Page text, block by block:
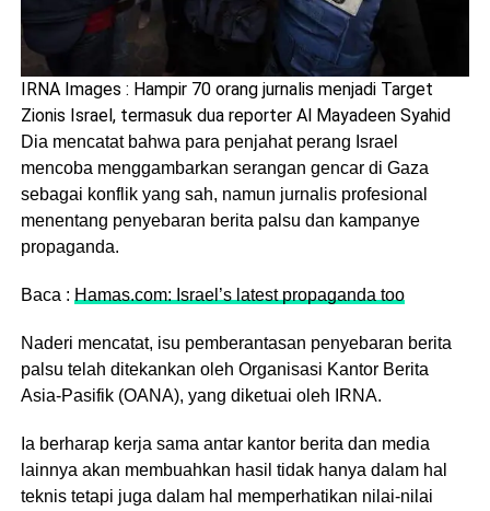
IRNA Images : Hampir 70 orang jurnalis menjadi Target
Zionis Israel, termasuk dua reporter Al Mayadeen Syahid
Dia mencatat bahwa para penjahat perang Israel
mencoba menggambarkan serangan gencar di Gaza
sebagai konflik yang sah, namun jurnalis profesional
menentang penyebaran berita palsu dan kampanye
propaganda.
Baca : Hamas.com: Israel’s latest propaganda too
Naderi mencatat, isu pemberantasan penyebaran berita
palsu telah ditekankan oleh Organisasi Kantor Berita
Asia-Pasifik (OANA), yang diketuai oleh IRNA.
Ia berharap kerja sama antar kantor berita dan media
lainnya akan membuahkan hasil tidak hanya dalam hal
teknis tetapi juga dalam hal memperhatikan nilai-nilai